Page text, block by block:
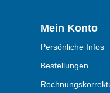
Mein Konto
Persönliche Infos
Bestellungen